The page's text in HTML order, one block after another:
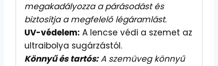
megakadályozza a párásodást és
biztosítja a megfelelő légáramlást.
UV-védelem: A lencse védi a szemet az
ultraibolya sugárzástól.
Könnyű és tartós:A szemüveg könnyű